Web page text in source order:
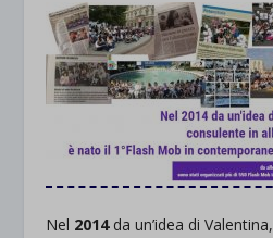
Nel 2014da un’idea di Valentina,